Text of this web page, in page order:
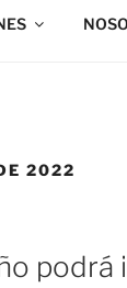
2022
podrá